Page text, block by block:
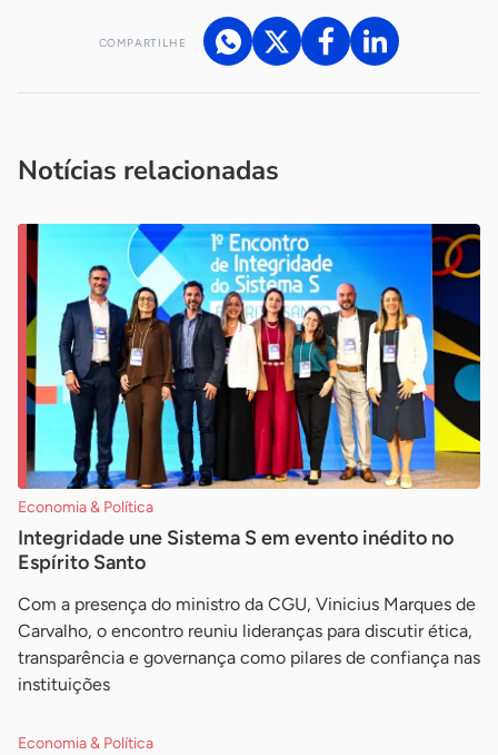
COMPARTILHE
Notícias relacionadas
Economia & Política
Integridade une Sistema S em evento inédito no
Espírito Santo
Com a presença do ministro da CGU, Vinicius Marques de
Carvalho, o encontro reuniu lideranças para discutir ética,
transparência e governança como pilares de confiança nas
instituições
Economia & Política